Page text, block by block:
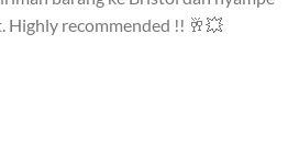
Highly recommended !! 🥂💥